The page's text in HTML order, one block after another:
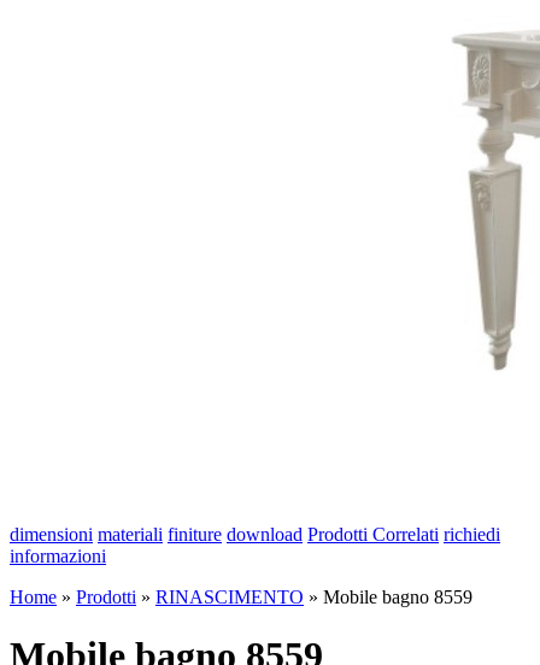
dimensioni materiali finiture download Prodotti Correlati richiedi
informazioni
Home » Prodotti » RINASCIMENTO » Mobile bagno 8559
Mobile bagno 8559